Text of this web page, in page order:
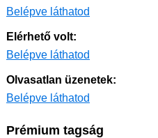
Belépve láthatod
Elérhető volt:
Belépve láthatod
Olvasatlan üzenetek:
Belépve láthatod
Prémium tagság